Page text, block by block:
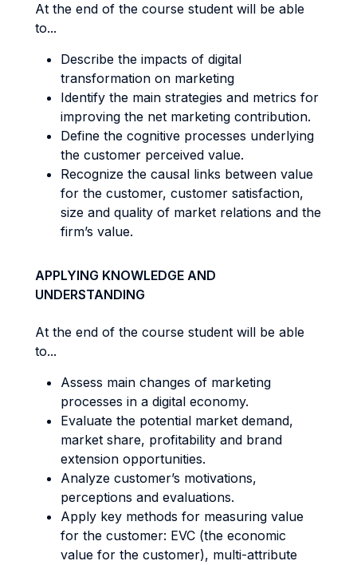
At the end of the course student will be able
to...
Describe the impacts of digital
transformation on marketing
Identify the main strategies and metrics for
improving the net marketing contribution.
Define the cognitive processes underlying
the customer perceived value.
Recognize the causal links between value
for the customer, customer satisfaction,
size and quality of market relations and the
firm’s value.
APPLYING KNOWLEDGE AND
UNDERSTANDING
At the end of the course student will be able
to...
Assess main changes of marketing
processes in a digital economy.
Evaluate the potential market demand,
market share, profitability and brand
extension opportunities.
Analyze customer’s motivations,
perceptions and evaluations.
Apply key methods for measuring value
for the customer: EVC (the economic
value for the customer), multi-attribute